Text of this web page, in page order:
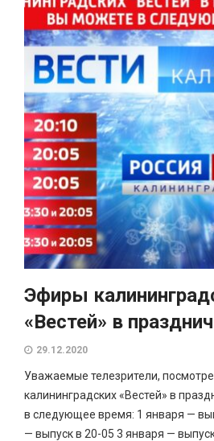
Эфиры
«Вестей» в
29.12.2020
Уважаемые телезрители,
калининградских «Вестей» в
в следующее время: 1 января —
— выпуск в 20-05 3 января —